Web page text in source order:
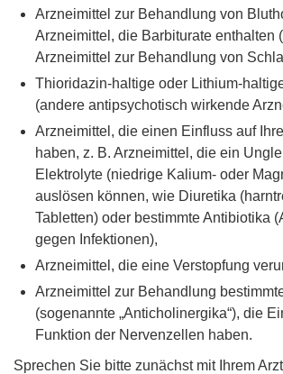
Arzneimittel zur Behandlung von
Arzneimittel, die Barbiturate enthalten
Arzneimittel zur Behandlung von
Thioridazin-haltige oder Lithium-
(andere antipsychotisch wirkende
Arzneimittel, die einen Einfluss auf
haben, z. B. Arzneimittel, die ein
Elektrolyte (niedrige Kalium- oder
auslösen können, wie Diuretika
Tabletten) oder bestimmte Antibiotika
gegen Infektionen),
Arzneimittel, die eine Verstopfung
Arzneimittel zur Behandlung
(sogenannte „Anticholinergika“), die
Funktion der Nervenzellen haben.
Sprechen Sie bitte zunächst mit Ihrem